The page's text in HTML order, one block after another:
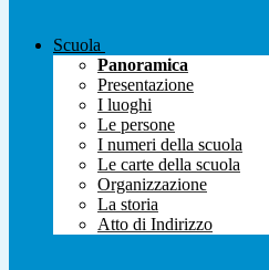
Scuola
Panoramica
Presentazione
I luoghi
Le persone
I numeri della scuola
Le carte della scuola
Organizzazione
La storia
Atto di Indirizzo